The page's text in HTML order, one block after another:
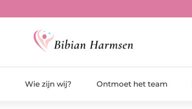
Wie zijn wij? Ontmoet het team